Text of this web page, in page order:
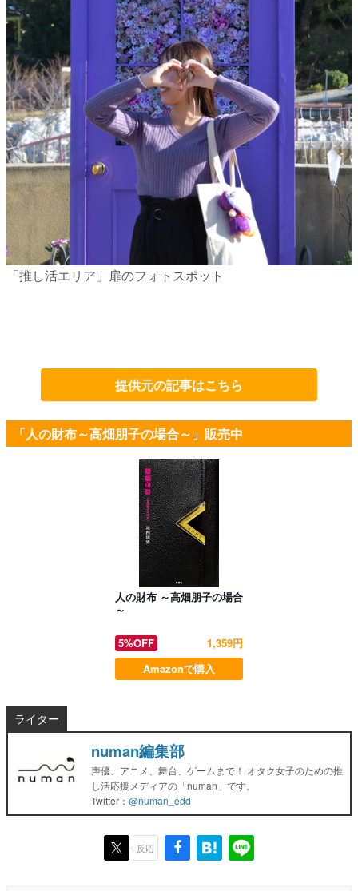
「推し活エリア」扉のフォトスポット
提供元の記事はこちら
「人の財布～高畑朋子の場合～」販売中
人の財布 ～高畑朋子の場合
～
5%OFF
1,359円
Amazonで購入
ライター
numan編集部
声優、アニメ、舞台、ゲームまで！ オタク女子のための推
し活応援メディアの「numan」です。
Twitter： @numan_edd
反応